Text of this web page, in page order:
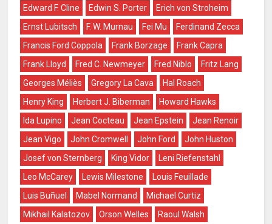
Edward F. Cline
Edwin S. Porter
Erich von Stroheim
Ernst Lubitsch
F. W. Murnau Fei Mu
Ferdinand Zecca
Francis Ford Coppola
Frank Borzage
Frank Capra
Frank Lloyd
Fred C. Newmeyer Fred Niblo
Fritz Lang
Georges Méliès
Gregory La Cava
Hal Roach
Henry King
Herbert J. Biberman
Howard Hawks
Ida Lupino
Jean Cocteau Jean Epstein
Jean Renoir
Jean Vigo
John Cromwell John Ford
John Huston
Josef von Sternberg
King Vidor
Leni Riefenstahl
Leo McCarey
Lewis Milestone
Louis Feuillade
Luis Buñuel
Mabel Normand
Michael Curtiz
Mikhail Kalatozov
Orson Welles
Raoul Walsh